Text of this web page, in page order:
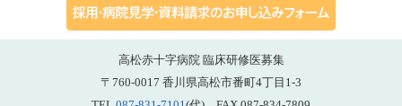
高松赤十字病院 臨床研修医募集
〒760-0017 香川県高松市番町4丁目1-3